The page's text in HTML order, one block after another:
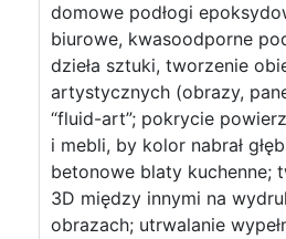
domowe podłogi
biurowe, kwasoodporne
dzieła sztuki, tworzenie
artystycznych (obrazy,
“fluid-art”; pokrycie
i mebli, by kolor nabrał
betonowe blaty kuchenne;
3D między innymi na
obrazach; utrwalanie